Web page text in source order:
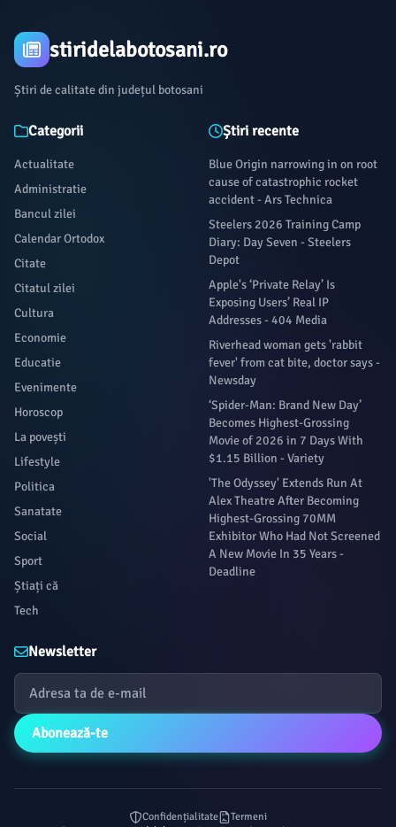
stiridelabotosani.ro
Știri de calitate din județul botosani
Categorii
Actualitate
Administratie
Bancul zilei
Calendar Ortodox
Citate
Citatul zilei
Cultura
Economie
Educatie
Evenimente
Horoscop
La povești
Lifestyle
Politica
Sanatate
Social
Sport
Știați că
Tech
Știri recente
Blue Origin narrowing in on root
cause of catastrophic rocket
accident - Ars Technica
Steelers 2026 Training Camp
Diary: Day Seven - Steelers
Depot
Apple's ‘Private Relay’ Is
Exposing Users’ Real IP
Addresses - 404 Media
Riverhead woman gets 'rabbit
fever' from cat bite, doctor says -
Newsday
‘Spider-Man: Brand New Day’
Becomes Highest-Grossing
Movie of 2026 in 7 Days With
$1.15 Billion - Variety
'The Odyssey' Extends Run At
Alex Theatre After Becoming
Highest-Grossing 70MM
Exhibitor Who Had Not Screened
A New Movie In 35 Years -
Deadline
Newsletter
Abonează-te
Confidențialitate
Termeni